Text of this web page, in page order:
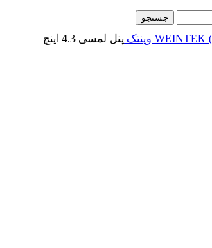
جستجو
WEINTEK وینتک
پنل لمسی 4.3 اینچ